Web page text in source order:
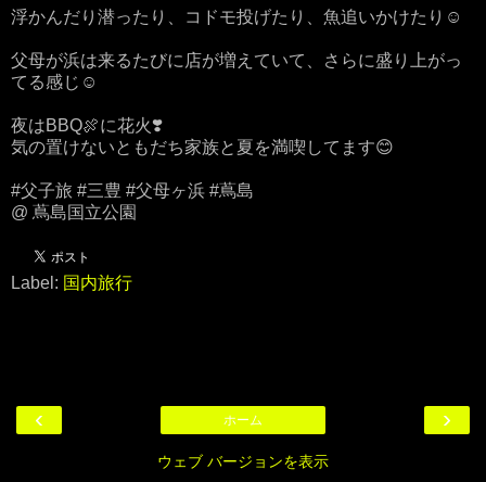
浮かんだり潜ったり、コドモ投げたり、魚追いかけたり☺️
父母が浜は来るたびに店が増えていて、さらに盛り上がっ
てる感じ☺️
夜はBBQ🍖に花火❣️
気の置けないともだち家族と夏を満喫してます😊
#父子旅 #三豊 #父母ヶ浜 #蔦島
@ 蔦島国立公園
Label: 国内旅行
‹ ›
ホーム
ウェブ バージョンを表示